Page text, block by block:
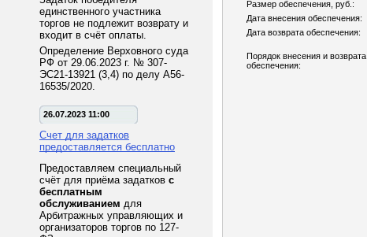
единственного участника
торгов не подлежит возврату и
входит в счёт оплаты.
Определение Верховного суда
РФ от 29.06.2023 г. № 307-
ЭС21-13921 (3,4) по делу А56-
16535/2020.
26.07.2023 11:00
Счет для задатков
предоставляется бесплатно
Предоставляем специальный
счёт для приёма задатков с
бесплатным
обслуживанием для
Арбитражных управляющих и
организаторов торгов по 127-
Размер обеспечения, руб.:
Дата внесения обеспечения:
Дата возврата обеспечения:
Порядок внесения и возврата
обеспечения: